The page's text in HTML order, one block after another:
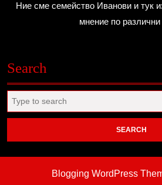
Ние сме семейство Иванови и тук
мнение по
Search
for:
Blogging WordPress